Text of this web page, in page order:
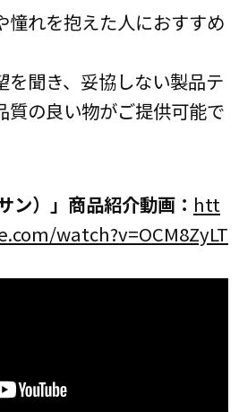
憧れを抱えた人におすすめ
を聞き、妥協しない製品テ
質の良い物がご提供可能で
ン）」商品紹介動画： htt
watch?v=OCM8ZyLT